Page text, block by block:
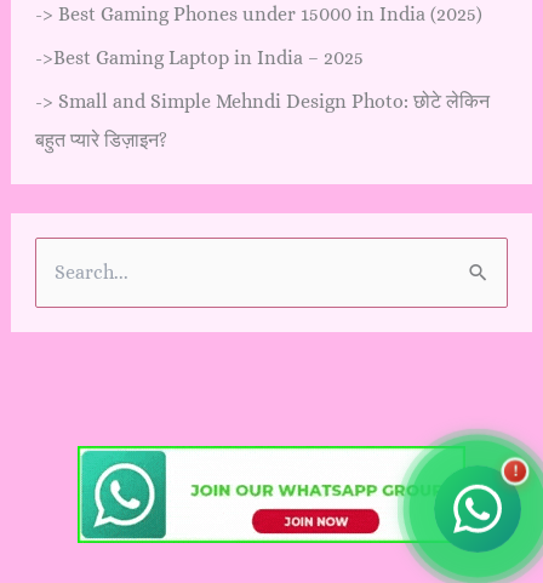
-> Best Gaming Phones under 15000 in India (2025)
->Best Gaming Laptop in India – 2025
-> Small and Simple Mehndi Design Photo: छोटे लेकिन
बहुत प्यारे डिज़ाइन?
!